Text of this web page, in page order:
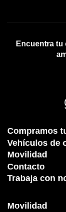
Encuentra
Compramos
Vehículos de
Movilidad
Contacto
Trabaja con
Movilidad